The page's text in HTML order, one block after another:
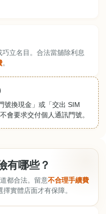
立名目。合法當舖除利息
。
號換現金」或「交出 SIM
會要求交付個人通訊門號。
有哪些？
都合法。留意不合理手續費
實體店面才有保障。